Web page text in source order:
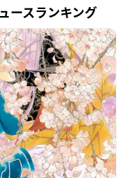
ースランキング